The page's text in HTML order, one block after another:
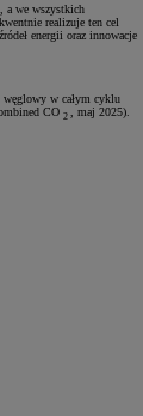
a we wszystkich
realizuje ten cel
energii oraz innowacje
w całym cyklu
CO 2 , maj 2025).